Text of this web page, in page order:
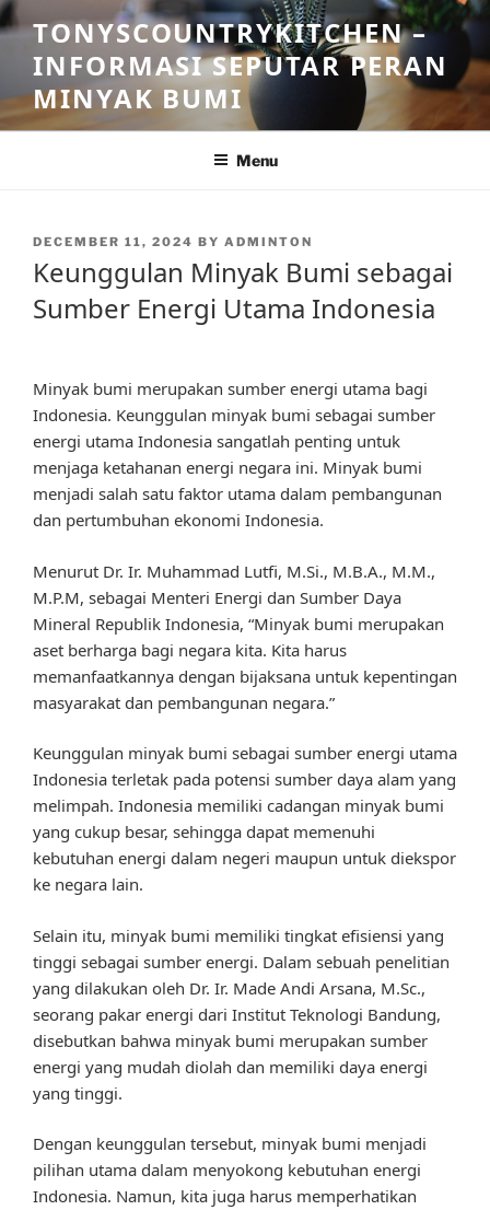
Skip
to
content
TONYSCOUNTRYKITCHEN –
INFORMASI SEPUTAR PERAN
MINYAK BUMI
Menu
POSTED
DECEMBER 11, 2024 BY ADMINTON
Keunggulan Minyak Bumi sebagai
Sumber Energi Utama Indonesia
Minyak bumi merupakan sumber energi utama bagi
Indonesia. Keunggulan minyak bumi sebagai sumber
energi utama Indonesia sangatlah penting untuk
menjaga ketahanan energi negara ini. Minyak bumi
menjadi salah satu faktor utama dalam pembangunan
dan pertumbuhan ekonomi Indonesia.
Menurut Dr. Ir. Muhammad Lutfi, M.Si., M.B.A., M.M.,
M.P.M, sebagai Menteri Energi dan Sumber Daya
Mineral Republik Indonesia, “Minyak bumi merupakan
aset berharga bagi negara kita. Kita harus
memanfaatkannya dengan bijaksana untuk kepentingan
masyarakat dan pembangunan negara.”
Keunggulan minyak bumi sebagai sumber energi utama
Indonesia terletak pada potensi sumber daya alam yang
melimpah. Indonesia memiliki cadangan minyak bumi
yang cukup besar, sehingga dapat memenuhi
kebutuhan energi dalam negeri maupun untuk diekspor
ke negara lain.
Selain itu, minyak bumi memiliki tingkat efisiensi yang
tinggi sebagai sumber energi. Dalam sebuah penelitian
yang dilakukan oleh Dr. Ir. Made Andi Arsana, M.Sc.,
seorang pakar energi dari Institut Teknologi Bandung,
disebutkan bahwa minyak bumi merupakan sumber
energi yang mudah diolah dan memiliki daya energi
yang tinggi.
Dengan keunggulan tersebut, minyak bumi menjadi
pilihan utama dalam menyokong kebutuhan energi
Indonesia. Namun, kita juga harus memperhatikan